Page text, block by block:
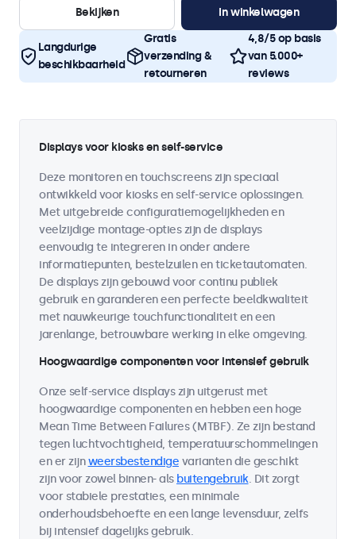
Bekijken
In winkelwagen
Langdurige
beschikbaarheid
Gratis
verzending &
retourneren
4,8/5 op basis
van 5.000+
reviews
Displays voor kiosks en self-service
Deze monitoren en touchscreens zijn speciaal
ontwikkeld voor kiosks en self-service oplossingen.
Met uitgebreide configuratiemogelijkheden en
veelzijdige montage-opties zijn de displays
eenvoudig te integreren in onder andere
informatiepunten, bestelzuilen en ticketautomaten.
De displays zijn gebouwd voor continu publiek
gebruik en garanderen een perfecte beeldkwaliteit
met nauwkeurige touchfunctionaliteit en een
jarenlange, betrouwbare werking in elke omgeving.
Hoogwaardige componenten voor intensief gebruik
Onze self-service displays zijn uitgerust met
hoogwaardige componenten en hebben een hoge
Mean Time Between Failures (MTBF). Ze zijn bestand
tegen luchtvochtigheid, temperatuurschommelingen
en er zijnweersbestendige varianten die geschikt
zijn voor zowel binnen- als buitengebruik. Dit zorgt
voor stabiele prestaties, een minimale
onderhoudsbehoefte en een lange levensduur, zelfs
bij intensief dagelijks gebruik.